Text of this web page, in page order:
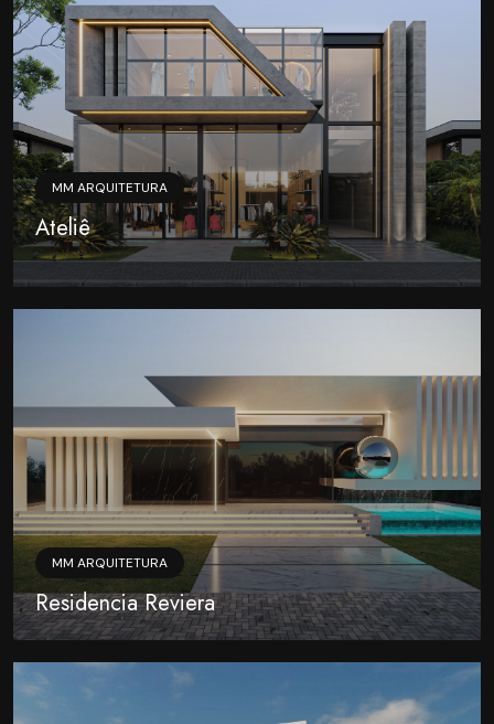
MM ARQUITETURA
Ateliê
MM ARQUITETURA
Residencia Reviera